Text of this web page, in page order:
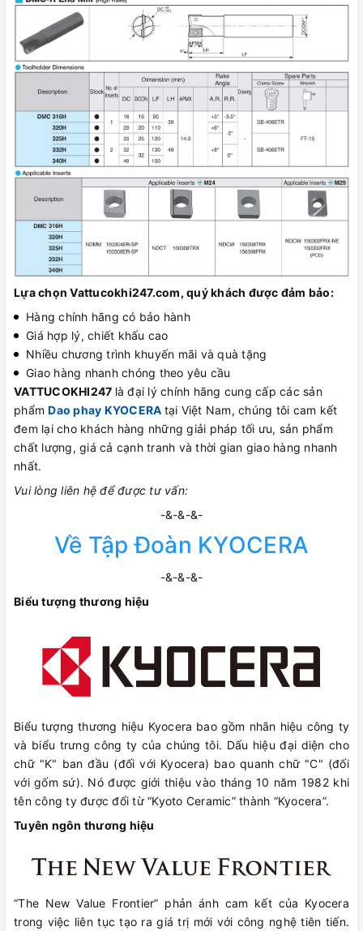
Lựa chọn Vattucokhi247.com, quý khách được đảm bảo:
Hàng chính hãng có bảo hành
Giá hợp lý, chiết khấu cao
Nhiều chương trình khuyến mãi và quà tặng
Giao hàng nhanh chóng theo yêu cầu
VATTUCOKHI247 là đại lý chính hãng cung cấp các sản
phẩmDao phay KYOCERA tại Việt Nam, chúng tôi cam kết
đem lại cho khách hàng những giải pháp tối ưu, sản phẩm
chất lượng, giá cả cạnh tranh và thời gian giao hàng nhanh
nhất.
Vui lòng liên hệ để được tư vấn:
-&-&-&-
Về Tập Đoàn KYOCERA
-&-&-&-
Biểu tượng thương hiệu
Biểu tượng thương hiệu Kyocera bao gồm nhãn hiệu công ty
và biểu trưng công ty của chúng tôi. Dấu hiệu đại diện cho
chữ "K" ban đầu (đối với Kyocera) bao quanh chữ "C" (đối
với gốm sứ). Nó được giới thiệu vào tháng 10 năm 1982 khi
tên công ty được đổi từ “Kyoto Ceramic” thành “Kyocera”.
Tuyên ngôn thương hiệu
“The New Value Frontier” phản ánh cam kết của Kyocera
trong việc liên tục tạo ra giá trị mới với công nghệ tiên tiến.